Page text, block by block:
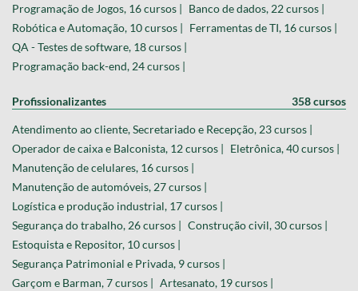
Programação de Jogos, 16 cursos | Banco de dados, 22 cursos |
Robótica e Automação, 10 cursos | Ferramentas de TI, 16 cursos |
QA - Testes de software, 18 cursos |
Programação back-end, 24 cursos |
Profissionalizantes 358 cursos
Atendimento ao cliente, Secretariado e Recepção, 23 cursos |
Operador de caixa e Balconista, 12 cursos | Eletrônica, 40 cursos |
Manutenção de celulares, 16 cursos |
Manutenção de automóveis, 27 cursos |
Logística e produção industrial, 17 cursos |
Segurança do trabalho, 26 cursos | Construção civil, 30 cursos |
Estoquista e Repositor, 10 cursos |
Segurança Patrimonial e Privada, 9 cursos |
Garçom e Barman, 7 cursos | Artesanato, 19 cursos |